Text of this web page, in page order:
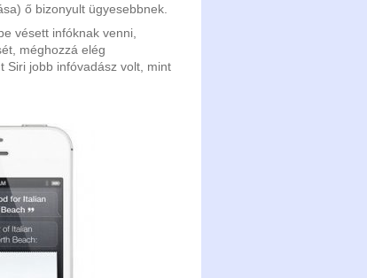
ő bizonyult ügyesebbnek.
vésett infóknak venni,
méghozzá elég
Siri jobb infóvadász volt, mint